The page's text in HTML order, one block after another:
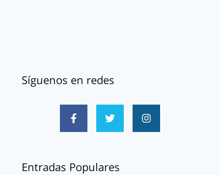
Síguenos en redes
Entradas Populares